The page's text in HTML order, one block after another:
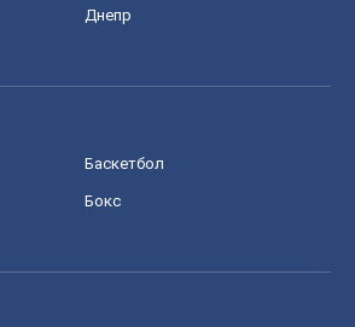
Днепр
Баскетбол
Бокс